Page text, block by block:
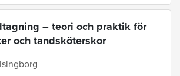
– teori och praktik för
och tandsköterskor